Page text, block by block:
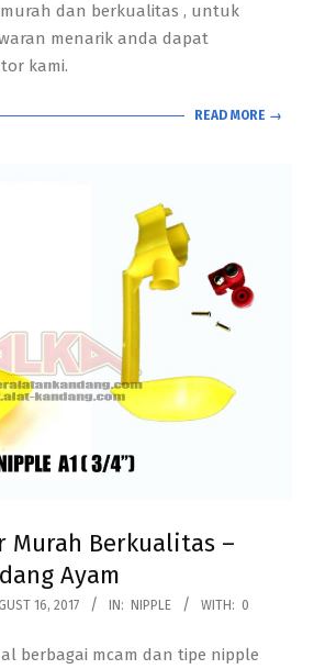
dan berkualitas , untuk
menarik anda dapat
kami.
READ MORE →
Murah Berkualitas –
Ayam
16, 2017 IN: NIPPLE WITH: 0
berbagai mcam dan tipe nipple